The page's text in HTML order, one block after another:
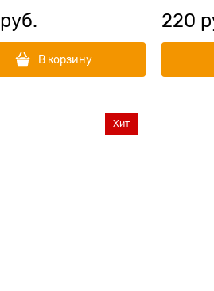
руб.
В корзину
220
Хит